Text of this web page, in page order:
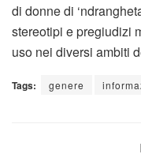
di donne di
stereotipi e pregiudizi
uso nei diversi ambiti
Tags: genere